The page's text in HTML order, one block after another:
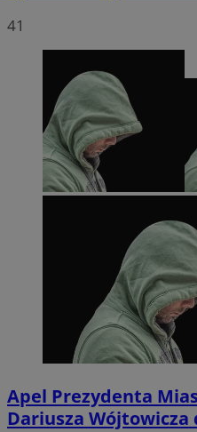
41
Apel Prezydenta
Dariusza Wójtowicza